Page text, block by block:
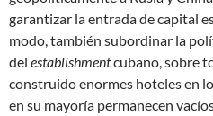
garantizar la entrada de capital
modo, también subordinar la
del establishmentcubano, sobre
construido enormes hoteles en
en su mayoría permanecen